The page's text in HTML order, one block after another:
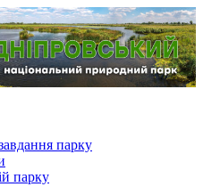
парку
парку